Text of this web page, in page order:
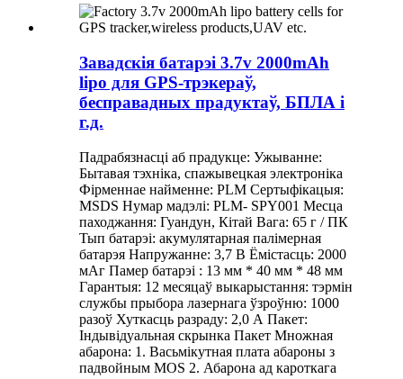
Завадскія батарэі 3.7v 2000mAh
lipo для GPS-трэкераў,
бесправадных прадуктаў, БПЛА і
г.д.
Падрабязнасці аб прадукце: Ужыванне:
Бытавая тэхніка, спажывецкая электроніка
Фірменнае найменне: PLM Сертыфікацыя:
MSDS Нумар мадэлі: PLM- SPY001 Месца
паходжання: Гуандун, Кітай Вага: 65 г / ПК
Тып батарэі: акумулятарная палімерная
батарэя Напружанне: 3,7 В Ёмістасць: 2000
мАг Памер батарэі : 13 мм * 40 мм * 48 мм
Гарантыя: 12 месяцаў выкарыстання: тэрмін
службы прыбора лазернага ўзроўню: 1000
разоў Хуткасць разраду: 2,0 А Пакет:
Індывідуальная скрынка Пакет Множная
абарона: 1. Васьмікутная плата абароны з
падвойным MOS 2. Абарона ад кароткага